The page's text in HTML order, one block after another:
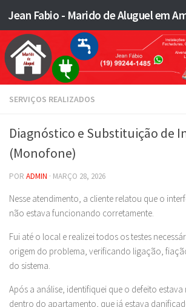
Skip to content
SERVIÇOS REALIZADOS
Diagnóstico e Substituição de
(Monofone)
POR ADMIN · MARÇO 28, 2026
Nesse atendimento, a cliente relatou que o
não estava funcionando corretamente.
Fui até o local e realizei todos os testes
origem do problema, verificando ligação,
do sistema.
Após a análise, identifiquei que o defeito
dentro do apartamento, que já estava